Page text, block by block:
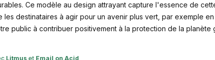
Ce modèle au design attrayant capture l'essence de
les destinataires à agir pour un avenir plus vert, par exemple
public à contribuer positivement à la protection de la
Litmus et Email on Acid